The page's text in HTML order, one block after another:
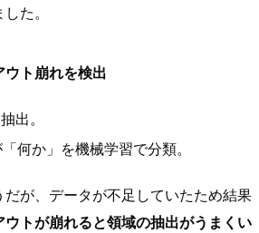
た。
ト崩れを検出
出。
何か」を機械学習で分類。
が、データが不足していたため結果
ウトが崩れると領域の抽出がうまくい